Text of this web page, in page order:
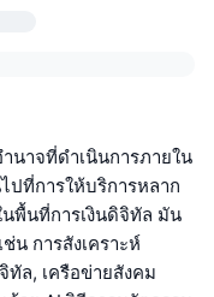
นาจที่ดำเนินการภายใน
ปที่การให้บริการหลาก
พื้นที่การเงินดิจิทัล มัน
น การสังเคราะห์
ล, เครือข่ายสังคม